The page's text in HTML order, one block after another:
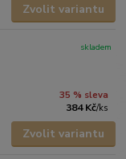
Zvolit variantu
35 % sleva
384 Kč/ks
skladem
Zvolit variantu